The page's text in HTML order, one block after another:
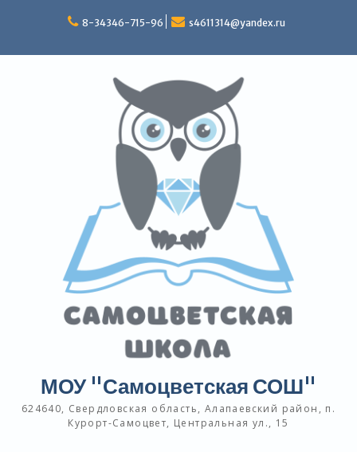
8-34346-715-96 s4611314@yandex.ru
МОУ "Самоцветская СОШ"
624640, Свердловская область, Алапаевский район, п.
Курорт-Самоцвет, Центральная ул., 15